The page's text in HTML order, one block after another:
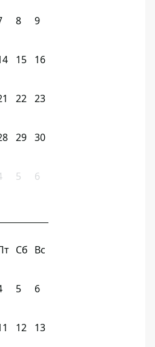
8 9
15 16
22 23
29 30
5 6
Сб Вс
5 6
12 13